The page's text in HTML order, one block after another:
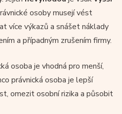
osoby musejí vést
více výkazů a snášet náklady
a případným zrušením firmy.
osoba je vhodná pro menší,
právnická osoba je lepší
omezit osobní rizika a působit